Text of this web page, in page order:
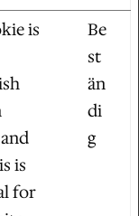
is
is
for
Be
st
än
di
g